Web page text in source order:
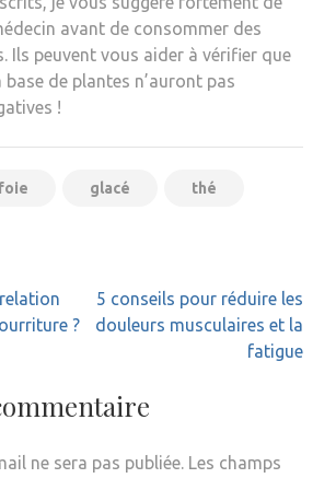
avant de consommer des
Ils peuvent vous aider à vérifier que
de plantes n’auront pas
!
foie glacé thé
relation
?
5 conseils pour réduire les
douleurs musculaires et la
fatigue
ne sera pas publiée. Les champs